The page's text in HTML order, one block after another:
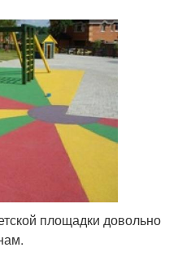
площадки довольно